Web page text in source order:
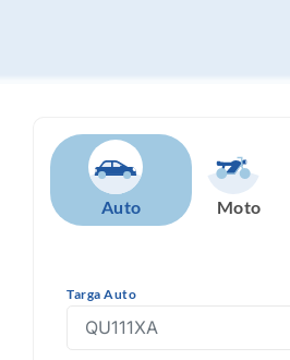
Auto Moto
Targa Auto